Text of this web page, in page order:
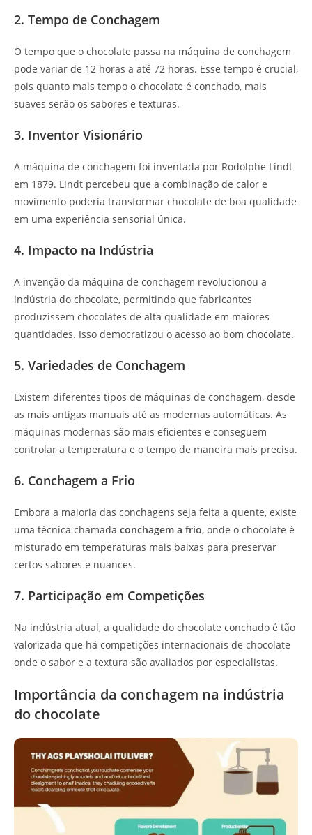
2. Tempo de Conchagem
O tempo que o chocolate passa na máquina de conchagem
pode variar de 12 horas a até 72 horas. Esse tempo é crucial,
pois quanto mais tempo o chocolate é conchado, mais
suaves serão os sabores e texturas.
3. Inventor Visionário
A máquina de conchagem foi inventada por Rodolphe Lindt
em 1879. Lindt percebeu que a combinação de calor e
movimento poderia transformar chocolate de boa qualidade
em uma experiência sensorial única.
4. Impacto na Indústria
A invenção da máquina de conchagem revolucionou a
indústria do chocolate, permitindo que fabricantes
produzissem chocolates de alta qualidade em maiores
quantidades. Isso democratizou o acesso ao bom chocolate.
5. Variedades de Conchagem
Existem diferentes tipos de máquinas de conchagem, desde
as mais antigas manuais até as modernas automáticas. As
máquinas modernas são mais eficientes e conseguem
controlar a temperatura e o tempo de maneira mais precisa.
6. Conchagem a Frio
Embora a maioria das conchagens seja feita a quente, existe
uma técnica chamada conchagem a frio, onde o chocolate é
misturado em temperaturas mais baixas para preservar
certos sabores e nuances.
7. Participação em Competições
Na indústria atual, a qualidade do chocolate conchado é tão
valorizada que há competições internacionais de chocolate
onde o sabor e a textura são avaliados por especialistas.
Importância da conchagem na indústria
do chocolate